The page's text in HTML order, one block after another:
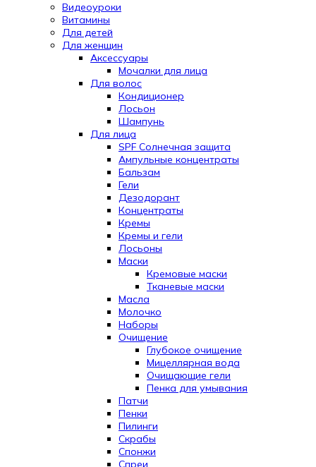
Видеоуроки
Витамины
Для детей
Для женщин
Аксессуары
Мочалки для лица
Для волос
Кондиционер
Лосьон
Шампунь
Для лица
SPF Солнечная защита
Ампульные концентраты
Бальзам
Гели
Дезодорант
Концентраты
Кремы
Кремы и гели
Лосьоны
Маски
Кремовые маски
Тканевые маски
Масла
Молочко
Наборы
Очищение
Глубокое очищение
Мицеллярная вода
Очищающие гели
Пенка для умывания
Патчи
Пенки
Пилинги
Скрабы
Спонжи
Спреи